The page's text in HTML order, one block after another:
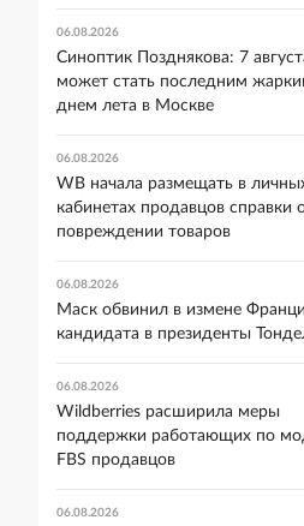
06.08.2026
Синоптик Позднякова: 7
может стать последним
днем лета в Москве
06.08.2026
WB начала размещать в
кабинетах продавцов справки
повреждении товаров
06.08.2026
Маск обвинил в измене
кандидата в президенты
06.08.2026
Wildberries расширила меры
поддержки работающих по
FBS продавцов
06.08.2026